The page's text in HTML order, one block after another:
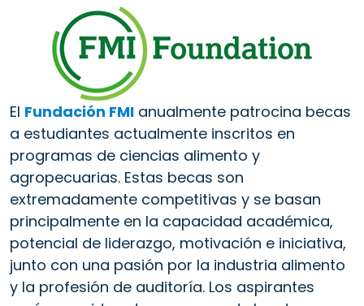
El Fundación FMI anualmente patrocina becas
a estudiantes actualmente inscritos en
programas de ciencias alimento y
agropecuarias. Estas becas son
extremadamente competitivas y se basan
principalmente en la capacidad académica,
potencial de liderazgo, motivación e iniciativa,
junto con una pasión por la industria alimento
y la profesión de auditoría. Los aspirantes